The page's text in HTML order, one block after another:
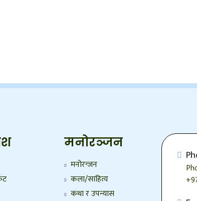
मनोरञ्जन
मनोरन्जन
कला/साहित्य
कथा र उपन्यास